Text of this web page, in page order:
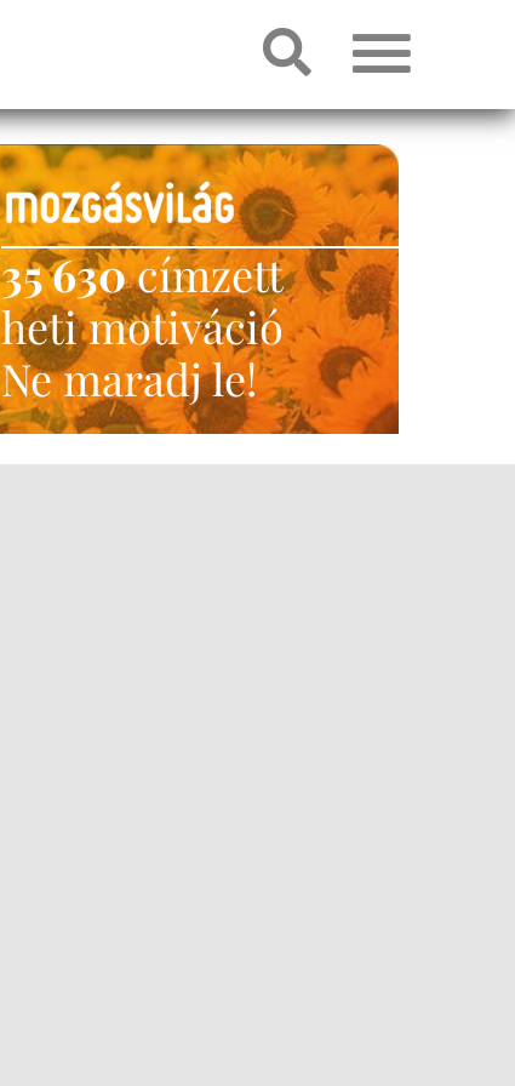
35 630címzett
heti motiváció
Ne maradj le!